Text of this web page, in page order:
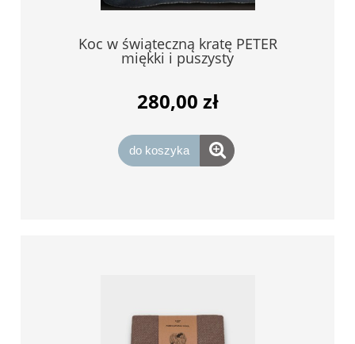
Koc w świąteczną kratę PETER
miękki i puszysty
280,00 zł
do koszyka